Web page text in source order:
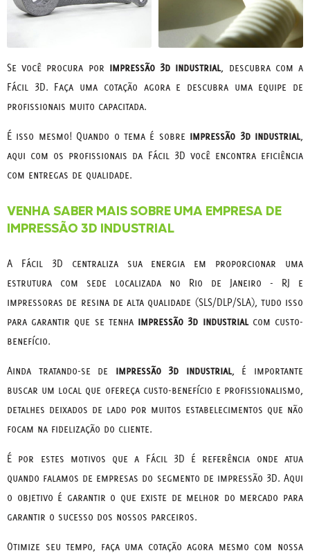
Se você procura por impressão 3d industrial, descubra com a
Fácil 3D. Faça uma cotação agora e descubra uma equipe de
profissionais muito capacitada.
É isso mesmo! Quando o tema é sobre impressão 3d industrial,
aqui com os profissionais da Fácil 3D você encontra eficiência
com entregas de qualidade.
VENHA SABER MAIS SOBRE UMA EMPRESA DE
IMPRESSÃO 3D INDUSTRIAL
A Fácil 3D centraliza sua energia em proporcionar uma
estrutura com sede localizada no Rio de Janeiro - RJ e
impressoras de resina de alta qualidade (SLS/DLP/SLA), tudo isso
para garantir que se tenha impressão 3d industrialcom custo-
benefício.
Ainda tratando-se de impressão 3d industrial, é importante
buscar um local que ofereça custo-benefício e profissionalismo,
detalhes deixados de lado por muitos estabelecimentos que não
focam na fidelização do cliente.
É por estes motivos que a Fácil 3D é referência onde atua
quando falamos de empresas do segmento de impressão 3D. Aqui
o objetivo é garantir o que existe de melhor do mercado para
garantir o sucesso dos nossos parceiros.
Otimize seu tempo, faça uma cotação agora mesmo com nossa